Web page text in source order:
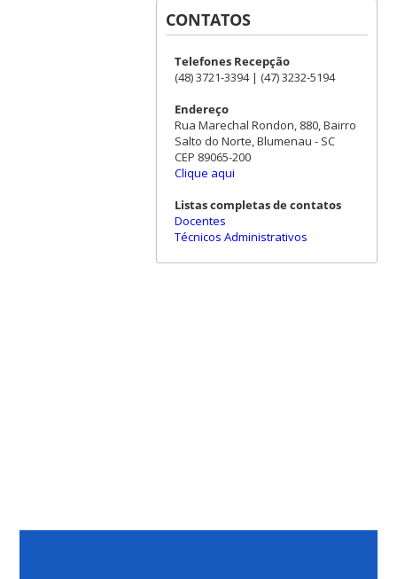
CONTATOS
Telefones Recepção
(48) 3721-3394 | (47) 3232-5194
Endereço
Rua Marechal Rondon, 880, Bairro
Salto do Norte, Blumenau - SC
CEP 89065-200
Clique aqui
Listas completas de contatos
Docentes
Técnicos Administrativos